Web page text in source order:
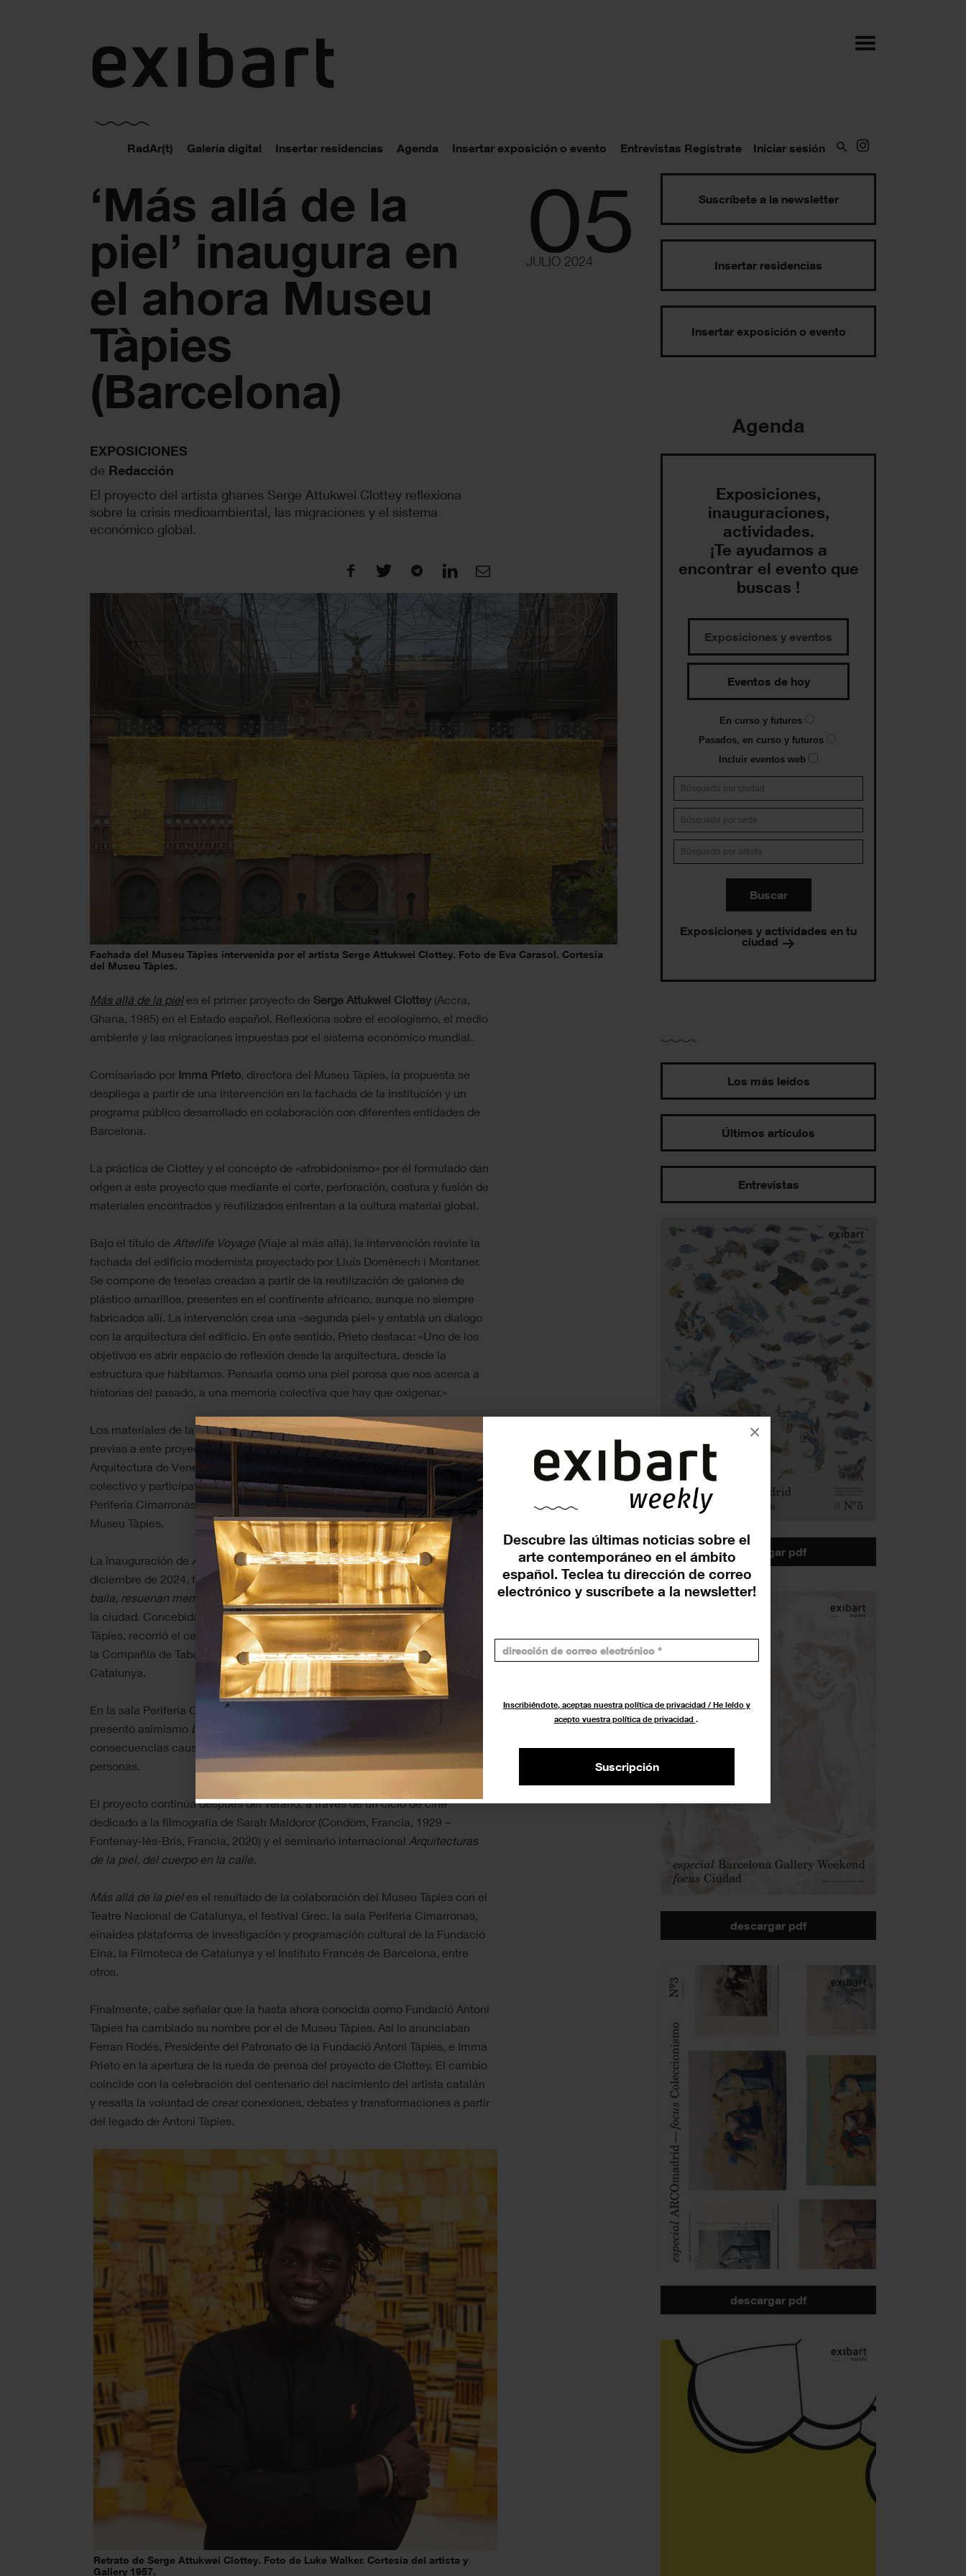
Descubre las últimas noticias sobre el
arte contemporáneo en el ámbito
español. Teclea tu dirección de correo
electrónico y suscríbete a la newsletter!
Inscribiéndote, aceptas nuestra política de privacidad / He leído y
acepto vuestra política de privacidad .
Suscripción
×
RadAr(t) Galería digital Insertar residencias Agenda Insertar exposición o evento Entrevistas Regístrate Iniciar sesión
05
JULIO 2024
‘Más allá de la
piel’ inaugura en
el ahora Museu
Tàpies
(Barcelona)
EXPOSICIONES
de Redacción
El proyecto del artista ghanes Serge Attukwei Clottey reflexiona
sobre la crisis medioambiental, las migraciones y el sistema
económico global.
Fachada del Museu Tàpies intervenida por el artista Serge Attukwei Clottey. Foto de Eva Carasol. Cortesía
del Museu Tàpies.
Más allá de la pieles el primer proyecto de Serge Attukwei Clottey (Accra,
Ghana, 1985) en el Estado español. Reflexiona sobre el ecologismo, el medio
ambiente y las migraciones impuestas por el sistema económico mundial.
Comisariado por Imma Prieto, directora del Museu Tàpies, la propuesta se
despliega a partir de una intervención en la fachada de la institución y un
programa público desarrollado en colaboración con diferentes entidades de
Barcelona.
La práctica de Clottey y el concepto de «afrobidonismo» por él formulado dan
origen a este proyecto que mediante el corte, perforación, costura y fusión de
materiales encontrados y reutilizados enfrentan a la cultura material global.
Bajo el título de Afterlife Voyage (Viaje al más allá), la intervención reviste la
fachada del edificio modernista proyectado por Lluís Domènech i Montaner.
Se compone de teselas creadas a partir de la reutilización de galones de
plástico amarillos, presentes en el continente africano, aunque no siempre
fabricados allí. La intervención crea una «segunda piel» y entabla un dialogo
con la arquitectura del edificio. En este sentido, Prieto destaca: «Uno de los
objetivos es abrir espacio de reflexión desde la arquitectura, desde la
estructura que habitamos. Pensarla como una piel porosa que nos acerca a
historias del pasado, a una memoria colectiva que hay que oxigenar.»
Los materiales de la instalación han sido utilizados en otras instalaciones
previas a este proyecto, primero en Ghana y luego en la Bienal de
Arquitectura de Venecia en 2023. En Barcelona, a través de un proceso
colectivo y participativo con un participantes convocados por einaidea y
Periferia Cimarronas, el artista ha construido la pieza expresamente para el
Museu Tàpies.
La inauguración de Afterlife Voyage, que permanecerá hasta el 1 de
diciembre de 2024, fue acompañada con la performancePaso de silencio,
baila, resuenan memorias, que busca activar y rastrear la memoria urbana de
la ciudad. Concebida como un recorrido a modo de rúa, partió del Museu
Tàpies, recorrió el centro de la ciudad, con una parada en la antigua sede de
la Compañía de Tabacos de Filipinas, y concluyó en el Teatre Nacional de
Catalunya.
En la sala Periferia Cimarronas y como parte del festival Grec, Clottey
presentó asimismo Los hombres de carbón, un espectáculo centrado en las
consecuencias causadas por un proceso migratorio en la vida de las
personas.
El proyecto continúa después del verano, a través de un ciclo de cine
dedicado a la filmografía de Sarah Maldoror (Condòm, Francia, 1929 –
Fontenay-lès-Bris, Francia, 2020) y el seminario internacional Arquitecturas
de la piel, del cuerpo en la calle.
Más allá de la pieles el resultado de la colaboración del Museu Tàpies con el
Teatre Nacional de Catalunya, el festival Grec, la sala Periferia Cimarronas,
einaidea plataforma de investigación y programación cultural de la Fundació
Eina, la Filmoteca de Catalunya y el Instituto Francés de Barcelona, entre
otros.
Finalmente, cabe señalar que la hasta ahora conocida como Fundació Antoni
Tàpies ha cambiado su nombre por el de Museu Tàpies. Así lo anunciaban
Ferran Rodés, Presidente del Patronato de la Fundació Antoni Tàpies, e Imma
Prieto en la apertura de la rueda de prensa del proyecto de Clottey. El cambio
coincide con la celebración del centenario del nacimiento del artista catalán
y resalta la voluntad de crear conexiones, debates y transformaciones a partir
del legado de Antoni Tàpies.
Retrato de Serge Attukwei Clottey. Foto de Luke Walker. Cortesía del artista y
Gallery 1957.
Suscríbete a la newsletter
Insertar residencias
Insertar exposición o evento
Agenda
Exposiciones,
inauguraciones,
actividades.
¡Te ayudamos a
encontrar el evento que
buscas !
Exposiciones y eventos
Eventos de hoy
En curso y futuros
Pasados, en curso y futuros
Incluir eventos web
Buscar
Exposiciones y actividades en tu
ciudad
Los más leídos
Últimos artículos
Entrevistas
descargar pdf
descargar pdf
descargar pdf